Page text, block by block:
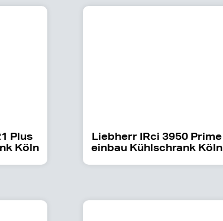
Plus
Köln
Liebherr IRci 3950 Prime
einbau Kühlschrank Köln